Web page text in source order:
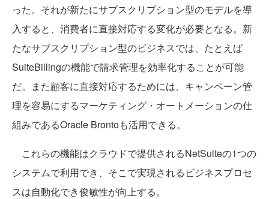
った。それが新たにサブスクリプション型のモデルを導
入すると、消費者に直接対応する変化が必要となる。新
たなサブスクリプション型のビジネスでは、たとえば
SuiteBillingの機能で請求管理を効率化することが可能
だ。また顧客に直接対応するためには、キャンペーン管
理を容易にするマーケティング・オートメーションの仕
組みであるOracle Brontoも活用できる。
これらの機能はクラウドで提供されるNetSuiteの1つの
システムで利用でき、そこで実現されるビジネスプロセ
スは自動化でき俊敏性が向上する。